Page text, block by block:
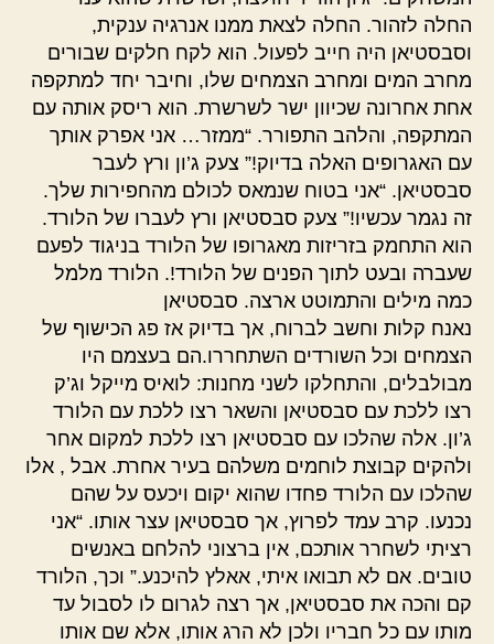
החלה לזהור. החלה לצאת ממנו אנרגיה ענקית,
וסבסטיאן היה חייב לפעול. הוא לקח חלקים שבורים
מחרב המים ומחרב הצמחים שלו, וחיבר יחד למתקפה
אחת אחרונה שכיוון ישר לשרשרת. הוא ריסק אותה עם
המתקפה, והלהב התפורר. “ממזר… אני אפרק אותך
עם האגרופים האלה בדיוק!” צעק ג’ון ורץ לעבר
סבסטיאן. “אני בטוח שנמאס לכולם מהחפירות שלך.
זה נגמר עכשיו!” צעק סבסטיאן ורץ לעברו של הלורד.
הוא התחמק בזריזות מאגרופו של הלורד בניגוד לפעם
שעברה ובעט לתוך הפנים של הלורד!. הלורד מלמל
כמה מילים והתמוטט ארצה. סבסטיאן
נאנח קלות וחשב לברוח, אך בדיוק אז פג הכישוף של
הצמחים וכל השורדים השתחררו.הם בעצמם היו
מבולבלים, והתחלקו לשני מחנות: לואיס מייקל וג’ק
רצו ללכת עם סבסטיאן והשאר רצו ללכת עם הלורד
ג’ון. אלה שהלכו עם סבסטיאן רצו ללכת למקום אחר
ולהקים קבוצת לוחמים משלהם בעיר אחרת. אבל , אלו
שהלכו עם הלורד פחדו שהוא יקום ויכעס על שהם
נכנעו. קרב עמד לפרוץ, אך סבסטיאן עצר אותו. “אני
רציתי לשחרר אותכם, אין ברצוני להלחם באנשים
טובים. אם לא תבואו איתי, אאלץ להיכנע.” וכך, הלורד
קם והכה את סבסטיאן, אך רצה לגרום לו לסבול עד
מותו עם כל חבריו ולכן לא הרג אותו, אלא שם אותו